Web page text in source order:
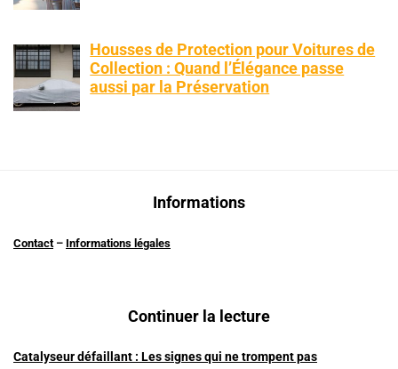
Housses de Protection pour Voitures de
Collection : Quand l’Élégance passe
aussi par la Préservation
Informations
Contact – Informations légales
Continuer la lecture
Catalyseur défaillant : Les signes qui ne trompent pas